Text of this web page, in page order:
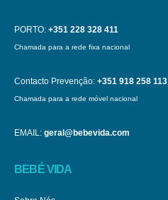
PORTO: +351 228 328 411
Chamada para a rede fixa nacional
Contacto Prevenção: +351 918 258 113
Chamada para a rede móvel nacional
EMAIL: geral@bebevida.com
BEBÉ VIDA